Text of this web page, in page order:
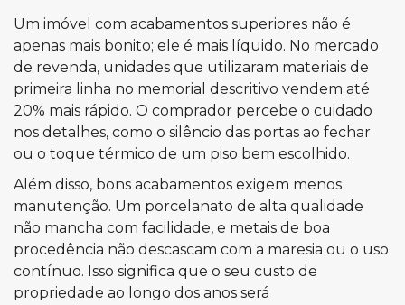
Um imóvel com acabamentos superiores não é
apenas mais bonito; ele é mais líquido. No mercado
de revenda, unidades que utilizaram materiais de
primeira linha no memorial descritivo vendem até
20% mais rápido. O comprador percebe o cuidado
nos detalhes, como o silêncio das portas ao fechar
ou o toque térmico de um piso bem escolhido.
Além disso, bons acabamentos exigem menos
manutenção. Um porcelanato de alta qualidade
não mancha com facilidade, e metais de boa
procedência não descascam com a maresia ou o uso
contínuo. Isso significa que o seu custo de
propriedade ao longo dos anos será